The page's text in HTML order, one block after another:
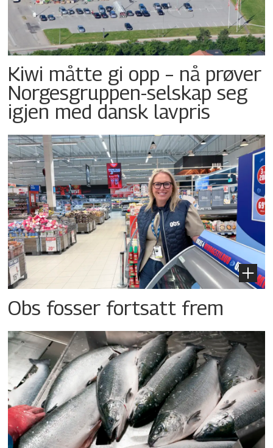
Kiwi måtte gi opp – nå prøver
Norgesgruppen-selskap seg
igjen med dansk lavpris
Obs fosser fortsatt frem